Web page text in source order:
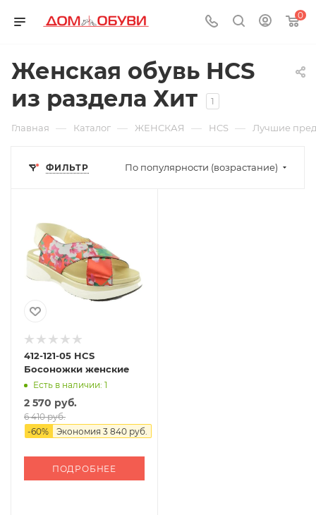
0
Женская обувь HCS
из раздела Хит
1
Главная — Каталог — ЖЕНСКАЯ — HCS — Лучшие
ФИЛЬТР По популярности (возрастание)
412-121-05 HCS
Босоножки женские
Есть в наличии: 1
2 570 руб.
6 410 руб.
-60% Экономия 3 840 руб.
ПОДРОБНЕЕ